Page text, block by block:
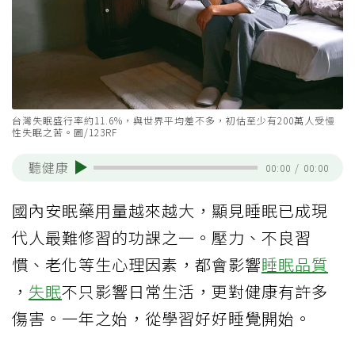
台灣失眠盛行率約11.6%，與世界平均差不多，初估至少有200萬人受慢
性失眠之苦。圖/123RF
聽健康 00:00 / 00:00
國內安眠藥用量越來越大，顯見睡眠已成現
代人最難修習的功課之一。壓力、不良習
慣、老化等生心理因素，都會影響睡眠品質
， 失眠不只影響日常生活，更對健康有許多
傷害。一年之始，從學習好好睡覺開始。